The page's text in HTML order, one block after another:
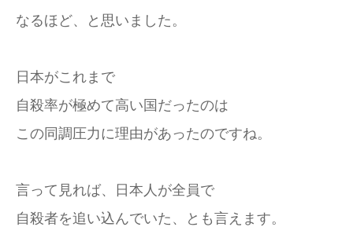
なるほど、と思いました。
日本がこれまで
自殺率が極めて高い国だったのは
この同調圧力に理由があったのですね。
言って見れば、日本人が全員で
自殺者を追い込んでいた、とも言えます。